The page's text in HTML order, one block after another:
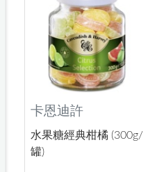
卡恩迪許
水果糖經典柑橘 (300g/
罐)